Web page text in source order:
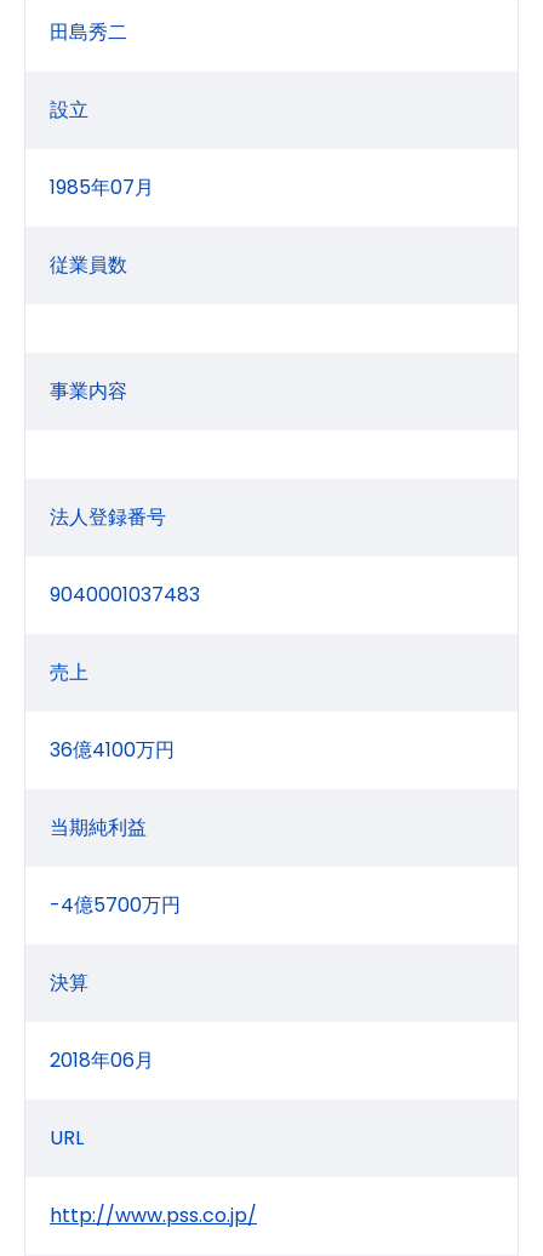
田島秀二
設立
1985年07月
従業員数
事業内容
法人登録番号
9040001037483
売上
36億4100万円
当期純利益
-4億5700万円
決算
2018年06月
URL
http://www.pss.co.jp/